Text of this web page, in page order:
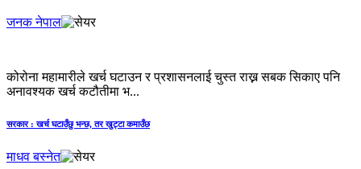
जनक नेपाल
कोरोना महामारीले खर्च घटाउन र प्रशासनलाई चुस्त राख्न सबक सिकाए पनि
अनावश्यक खर्च कटौतीमा भ...
सरकार : खर्च घटाउँछु भन्छ, तर खुट्टा कमाउँछ
माधव बस्नेत